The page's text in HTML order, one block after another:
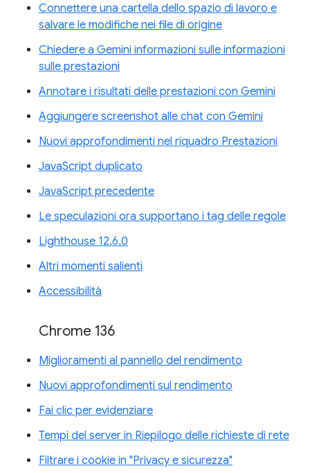
Connettere una cartella dello spazio di lavoro e
salvare le modifiche nei file di origine
Chiedere a Gemini informazioni sulle informazioni
sulle prestazioni
Annotare i risultati delle prestazioni con Gemini
Aggiungere screenshot alle chat con Gemini
Nuovi approfondimenti nel riquadro Prestazioni
JavaScript duplicato
JavaScript precedente
Le speculazioni ora supportano i tag delle regole
Lighthouse 12.6.0
Altri momenti salienti
Accessibilità
Chrome 136
Miglioramenti al pannello del rendimento
Nuovi approfondimenti sul rendimento
Fai clic per evidenziare
Tempi del server in Riepilogo delle richieste di rete
Filtrare i cookie in "Privacy e sicurezza"